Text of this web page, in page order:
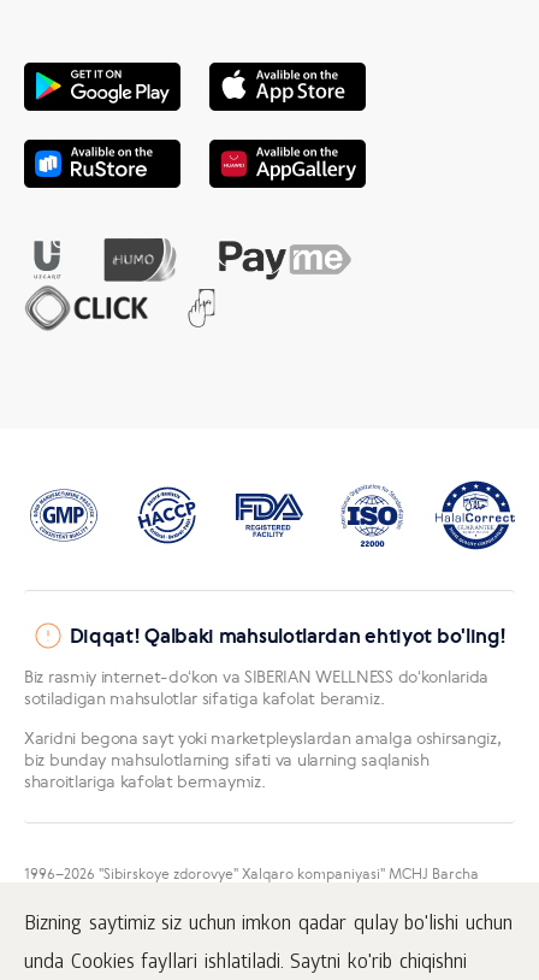
Bizning saytimiz siz uchun imkon qadar qulay bo'lishi uchun
unda Cookies fayllari ishlatiladi. Saytni ko'rib chiqishni
Diqqat! Qalbaki mahsulotlardan ehtiyot bo'ling!
Biz rasmiy internet-doʻkon va SIBERIAN WELLNESS doʻkonlarida
sotiladigan mahsulotlar sifatiga kafolat beramiz.
Xaridni begona sayt yoki marketpleyslardan amalga oshirsangiz,
biz bunday mahsulotlarning sifati va ularning saqlanish
sharoitlariga kafolat bermaymiz.
1996–2026 "Sibirskoye zdorovye" Xalqaro kompaniyasi" MCHJ Barcha
Mazkur sayt materiallarini namoyish qilish faqatgina faol
www.siberianhealth.com havolasini ham joylashtirgan taqdirda amalga
oshirilishi mumkin.